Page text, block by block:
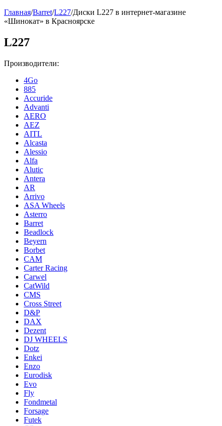
Главная/Barret/L227/Диски L227 в интернет-магазине
«Шинокат» в Красноярске
L227
Производители:
4Go
885
Accuride
Advanti
AERO
AEZ
AITL
Alcasta
Alessio
Alfa
Alutic
Antera
AR
Arrivo
ASA Wheels
Asterro
Barret
Beadlock
Beyern
Borbet
CAM
Carter Racing
Carwel
CatWild
CMS
Cross Street
D&P
DAX
Dezent
DJ WHEELS
Dotz
Enkei
Enzo
Eurodisk
Evo
Fly
Fondmetal
Forsage
Futek